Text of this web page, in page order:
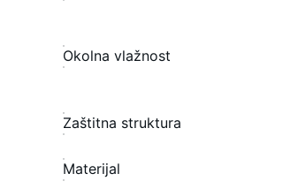
Okolna vlažnost
Zaštitna struktura
Materijal